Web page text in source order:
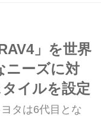
帯の、より求め
とした。新しい
万円から
ーぺ」の価格帯は
円。
」を世界
ニーズに対
イルを設定
タは6代目とな